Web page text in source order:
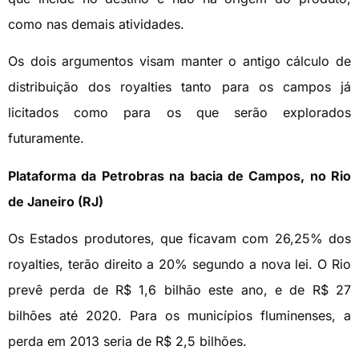
como nas demais atividades.
Os dois argumentos visam manter o antigo cálculo de
distribuição dos royalties tanto para os campos já
licitados como para os que serão explorados
futuramente.
Plataforma da Petrobras na bacia de Campos, no Rio
de Janeiro (RJ)
Os Estados produtores, que ficavam com 26,25% dos
royalties, terão direito a 20% segundo a nova lei. O Rio
prevê perda de R$ 1,6 bilhão este ano, e de R$ 27
bilhões até 2020. Para os municípios fluminenses, a
perda em 2013 seria de R$ 2,5 bilhões.